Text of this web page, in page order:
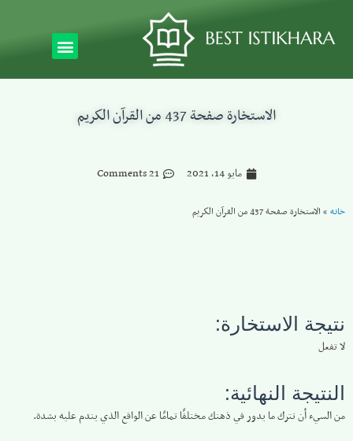
الاستخارة صفحة 437 من القرآن الكريم
مايو 14, 2021 21 Comments
خانه » الاستخارة صفحة 437 من القرآن الكريم
نتيجة الاستخارة:
لا تفعل
النتيجة النهائية:
من السيء أن تترك ما يدور في ذهنك مختلفًا تمامًا عن الواقع الذي يندم عليه بشدة.